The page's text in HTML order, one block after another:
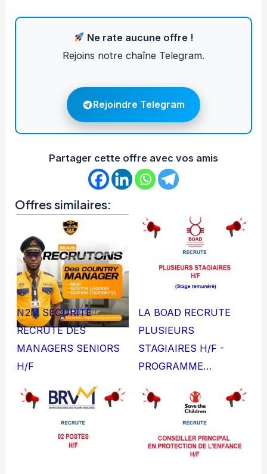
Ne rate aucune offre !
Rejoins notre chaîne Telegram.
Rejoindre Telegram
Partager cette offre avec vos amis
Offres similaires:
N2M SECURITE
RECRUTE DES
MANAGERS SENIORS
H/F
LA BOAD RECRUTE
PLUSIEURS
STAGIAIRES H/F -
PROGRAMME…